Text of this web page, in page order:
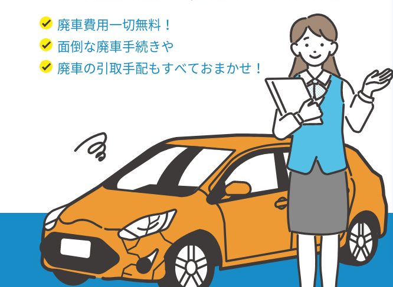
廃車費用一切無料！
面倒な廃車手続きや
廃車の引取手配もすべておまかせ！